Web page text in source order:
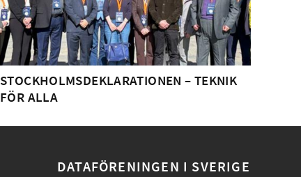
STOCKHOLMSDEKLARATIONEN – TEKNIK
FÖR ALLA
DATAFÖRENINGEN I SVERIGE